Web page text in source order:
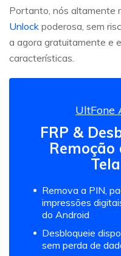
Portanto, nós altamente
Unlock poderosa, sem
a agora gratuitamente e
características.
UltFone
FRP &
Remoção
Remova a PIN,
impressões
do Android
Desbloqueie
sem perda de